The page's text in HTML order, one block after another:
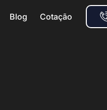
Blog Cotação